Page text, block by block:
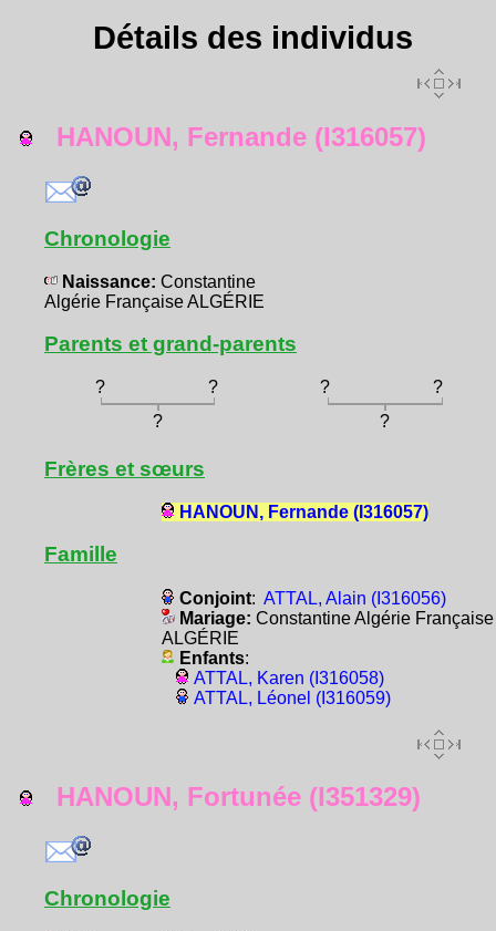
Détails des individus
HANOUN, Fernande (I316057)
Chronologie
Naissance: Constantine
Algérie Française ALGÉRIE
Parents et grand-parents
? ? ?
?
?
?
Frères et sœurs
HANOUN, Fernande (I316057)
Famille
Conjoint: ATTAL, Alain (I316056)
Mariage: Constantine Algérie Française
ALGÉRIE
Enfants:
ATTAL, Karen (I316058)
ATTAL, Léonel (I316059)
HANOUN, Fortunée (I351329)
Chronologie